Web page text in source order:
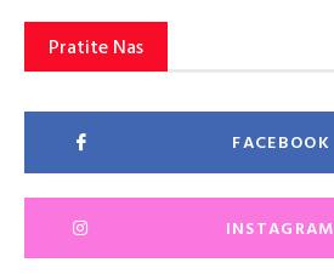
Pratite Nas
FACEBOOK
INSTAGRAM